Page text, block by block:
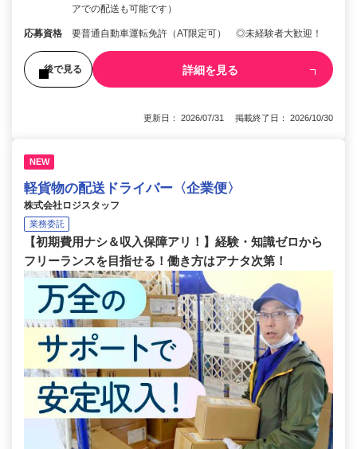
アでの配送も可能です）
応募資格 要普通自動車運転免許（AT限定可） ◎未経験者大歓迎！
後で見る 詳細を見る
更新日： 2026/07/31 掲載終了日： 2026/10/30
NEW
軽貨物の配送ドライバー〈企業便〉
株式会社ロジスタッフ
業務委託
【初期費用ナシ＆収入保障アリ！】経験・知識ゼロから
フリーランスを目指せる！働き方はアナタ次第！